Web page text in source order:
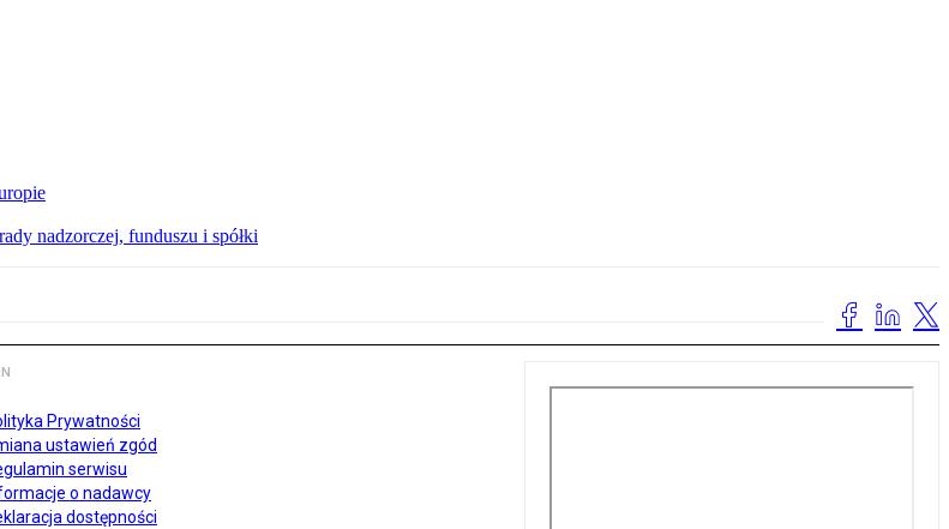
nadzorczej, funduszu i spółki
Prywatności
ustawień zgód
serwisu
o nadawcy
dostępności